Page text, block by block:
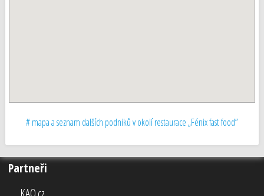
# mapa a seznam dalších podniků v okolí restaurace „Fénix fast food”
Partneři